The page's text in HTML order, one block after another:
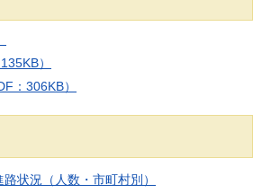
）
：306KB）
状況（人数・市町村別）